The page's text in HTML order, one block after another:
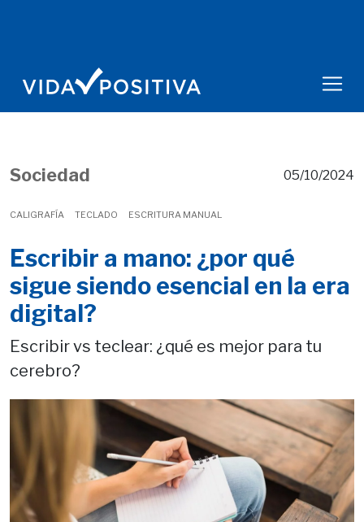
Sociedad
CALIGRAFÍA TECLADO ESCRITURA MANUAL
05/10/2024
Escribir a mano: ¿por qué
sigue siendo esencial en la era
digital?
Escribir vs teclear: ¿qué es mejor para tu
cerebro?